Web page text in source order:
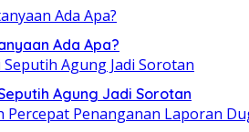
Ada Apa?
Agung Jadi Sorotan